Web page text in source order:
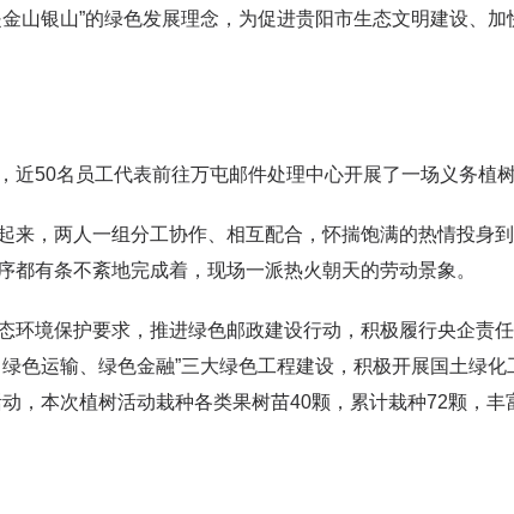
山银山”的绿色发展理念，为促进贵阳市生态文明建设、加
近50名员工代表前往万屯邮件处理中心开展了一场义务植树
来，两人一组分工协作、相互配合，怀揣饱满的热情投身
有条不紊地完成着，现场一派热火朝天的劳动景象。
环境保护要求，推进绿色邮政建设行动，积极履行央企责
色运输、绿色金融”三大绿色工程建设，积极开展国土绿化
，本次植树活动栽种各类果树苗40颗，累计栽种72颗，丰